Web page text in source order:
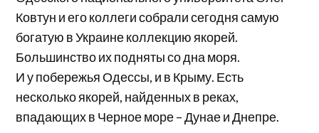
Ковтун и его коллеги собрали сегодня самую
богатую в Украине коллекцию якорей.
Большинство их подняты со дна моря.
И у побережья Одессы, и в Крыму. Есть
несколько якорей, найденных в реках,
впадающих в Черное море – Дунае и Днепре.